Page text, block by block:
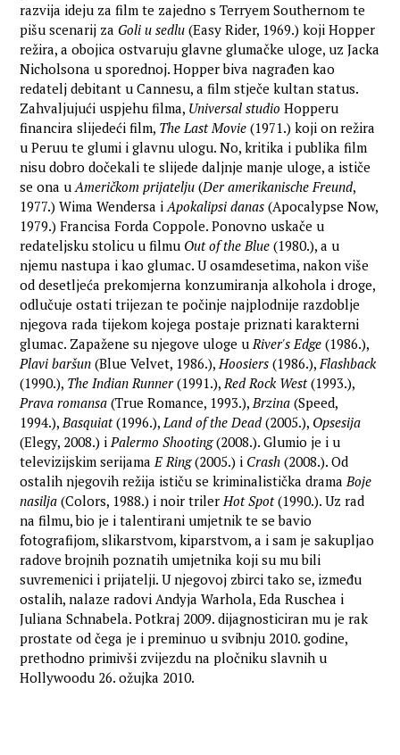
razvija ideju za film te zajedno s Terryem Southernom te
pišu scenarij za Goli u sedlu (Easy Rider, 1969.) koji Hopper
režira, a obojica ostvaruju glavne glumačke uloge, uz Jacka
Nicholsona u sporednoj. Hopper biva nagrađen kao
redatelj debitant u Cannesu, a film stječe kultan status.
Zahvaljujući uspjehu filma, Universal studio Hopperu
financira slijedeći film, The Last Movie (1971.) koji on režira
u Peruu te glumi i glavnu ulogu. No, kritika i publika film
nisu dobro dočekali te slijede daljnje manje uloge, a ističe
se ona uAmeričkom prijatelju (Der amerikanische Freund,
1977.) Wima Wendersa iApokalipsi danas (Apocalypse Now,
1979.) Francisa Forda Coppole. Ponovno uskače u
redateljsku stolicu u filmu Out of the Blue (1980.), a u
njemu nastupa i kao glumac. U osamdesetima, nakon više
od desetljeća prekomjerna konzumiranja alkohola i droge,
odlučuje ostati trijezan te počinje najplodnije razdoblje
njegova rada tijekom kojega postaje priznati karakterni
glumac. Zapažene su njegove uloge uRiver's Edge (1986.),
Plavi baršun (Blue Velvet, 1986.),Hoosiers (1986.),Flashback
(1990.), The Indian Runner(1991.),Red Rock West(1993.),
Prava romansa (True Romance, 1993.),Brzina (Speed,
1994.),Basquiat(1996.),Land of the Dead (2005.), Opsesija
(Elegy, 2008.) iPalermo Shooting(2008.). Glumio je i u
televizijskim serijamaE Ring(2005.) i Crash (2008.). Od
ostalih njegovih režija ističu se kriminalistička dramaBoje
nasilja (Colors, 1988.) i noir trilerHot Spot(1990.). Uz rad
na filmu, bio je i talentirani umjetnik te se bavio
fotografijom, slikarstvom, kiparstvom, a i sam je sakupljao
radove brojnih poznatih umjetnika koji su mu bili
suvremenici i prijatelji. U njegovoj zbirci tako se, između
ostalih, nalaze radovi Andyja Warhola, Eda Ruschea i
Juliana Schnabela. Potkraj 2009. dijagnosticiran mu je rak
prostate od čega je i preminuo u svibnju 2010. godine,
prethodno primivši zvijezdu na pločniku slavnih u
Hollywoodu 26. ožujka 2010.